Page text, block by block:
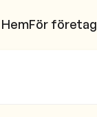
HemFör företag